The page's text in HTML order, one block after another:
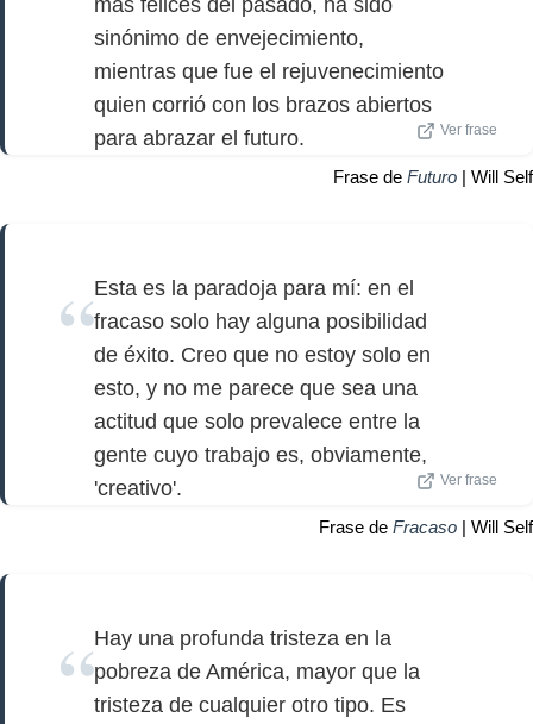
más felices del pasado, ha sido
sinónimo de envejecimiento,
mientras que fue el rejuvenecimiento
quien corrió con los brazos abiertos
para abrazar el futuro.
Ver frase
Frase de Futuro | Will Self
Esta es la paradoja para mí: en el
fracaso solo hay alguna posibilidad
de éxito. Creo que no estoy solo en
esto, y no me parece que sea una
actitud que solo prevalece entre la
gente cuyo trabajo es, obviamente,
'creativo'.
Ver frase
Frase de Fracaso | Will Self
Hay una profunda tristeza en la
pobreza de América, mayor que la
tristeza de cualquier otro tipo. Es